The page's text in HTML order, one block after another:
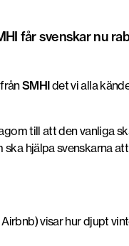
får svenskar nu
frånSMHIdet vi alla
till att den vanliga
ska hjälpa svenskarna
visar hur djupt